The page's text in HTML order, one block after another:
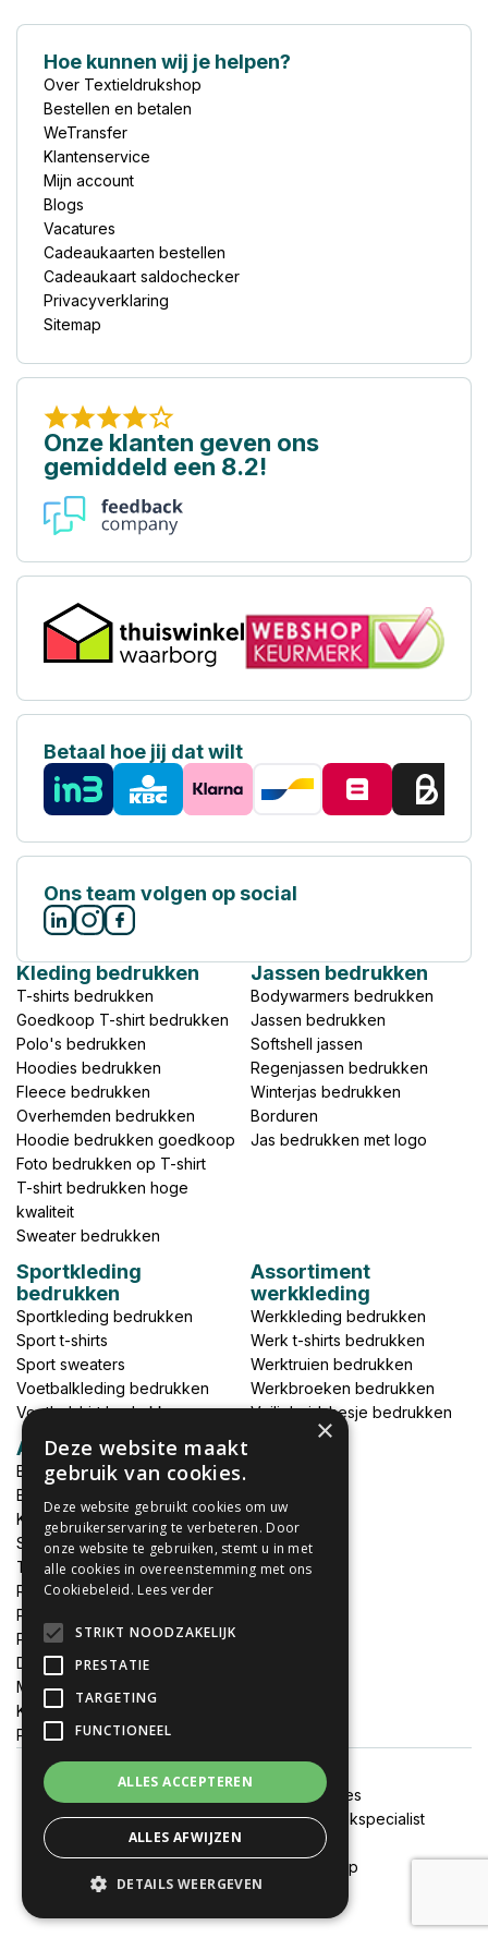
Hoe kunnen wij je helpen?
Over Textieldrukshop
Bestellen en betalen
WeTransfer
Klantenservice
Mijn account
Blogs
Vacatures
Cadeaukaarten bestellen
Cadeaukaart saldochecker
Privacyverklaring
Sitemap
Onze klanten geven ons
gemiddeld een 8.2!
Betaal hoe jij dat wilt
Ons team volgen op social
Kleding bedrukken
T-shirts bedrukken
Goedkoop T-shirt bedrukken
Polo's bedrukken
Hoodies bedrukken
Fleece bedrukken
Overhemden bedrukken
Hoodie bedrukken goedkoop
Foto bedrukken op T-shirt
T-shirt bedrukken hoge
kwaliteit
Sweater bedrukken
Jassen bedrukken
Bodywarmers bedrukken
Jassen bedrukken
Softshell jassen
Regenjassen bedrukken
Winterjas bedrukken
Borduren
Jas bedrukken met logo
Sportkleding
bedrukken
Sportkleding bedrukken
Sport t-shirts
Sport sweaters
Voetbalkleding bedrukken
Voetbalshirt bedrukken
Assortiment
werkkleding
Werkkleding bedrukken
Werk t-shirts bedrukken
Werktruien bedrukken
Werkbroeken bedrukken
Veiligheidshesje bedrukken
Accessoires
Babykleding bedrukken
Broek bedrukken
Kapmantels bedrukken
Schort bedrukken
Tas bedrukken
Relatieschenken
Petten bedrukken
Petten borduren
DTF print per meter
MEGADEALS
Keukenschort bedrukken
Promotiemateriaal bedrukken
Cookies
Onze websites:FixJeSticker|Spandoekspecialist
Alle prijzen zijn inclusief btw
© 2020 - 2026 Textieldrukshop
×
Deze website maakt
gebruik van cookies.
Deze website gebruikt cookies om uw
gebruikerservaring te verbeteren. Door
onze website te gebruiken, stemt u in met
alle cookies in overeenstemming met ons
Cookiebeleid. Lees verder
STRIKT NOODZAKELIJK
PRESTATIE
TARGETING
FUNCTIONEEL
ALLES ACCEPTEREN
ALLES AFWIJZEN
DETAILS WEERGEVEN